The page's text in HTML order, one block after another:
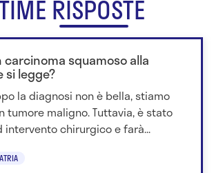
RISPOSTE
carcinoma squamoso alla
si legge?
la diagnosi non è bella, stiamo
tumore maligno. Tuttavia, è stato
chirurgico e farà...